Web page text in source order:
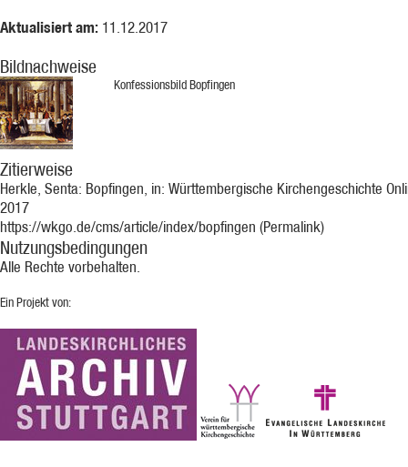
Aktualisiert am: 11.12.2017
Bildnachweise
Konfessionsbild Bopfingen
Zitierweise
Herkle, Senta: Bopfingen, in: Württembergische Kirchengeschichte
2017
https://wkgo.de/cms/article/index/bopfingen (Permalink)
Nutzungsbedingungen
Alle Rechte vorbehalten.
Ein Projekt von: